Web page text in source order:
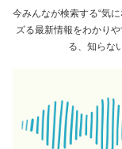
今みんなが検索する“気
ズる最新情報をわかり
る、知らな